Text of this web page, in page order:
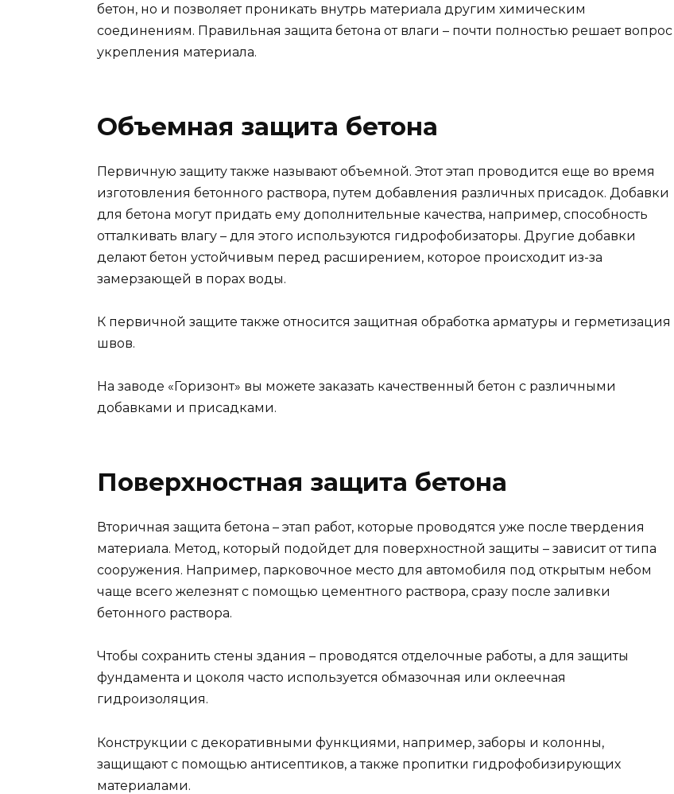
бетон, но и позволяет проникать внутрь материала другим химическим
соединениям. Правильная защита бетона от влаги – почти полностью решает вопрос
укрепления материала.
Объемная защита бетона
Первичную защиту также называют объемной. Этот этап проводится еще во время
изготовления бетонного раствора, путем добавления различных присадок. Добавки
для бетона могут придать ему дополнительные качества, например, способность
отталкивать влагу – для этого используются гидрофобизаторы. Другие добавки
делают бетон устойчивым перед расширением, которое происходит из-за
замерзающей в порах воды.
К первичной защите также относится защитная обработка арматуры и герметизация
швов.
На заводе «Горизонт» вы можете заказать качественный бетон с различными
добавками и присадками.
Поверхностная защита бетона
Вторичная защита бетона – этап работ, которые проводятся уже после твердения
материала. Метод, который подойдет для поверхностной защиты – зависит от типа
сооружения. Например, парковочное место для автомобиля под открытым небом
чаще всего железнят с помощью цементного раствора, сразу после заливки
бетонного раствора.
Чтобы сохранить стены здания – проводятся отделочные работы, а для защиты
фундамента и цоколя часто используется обмазочная или оклеечная
гидроизоляция.
Конструкции с декоративными функциями, например, заборы и колонны,
защищают с помощью антисептиков, а также пропитки гидрофобизирующих
материалами.